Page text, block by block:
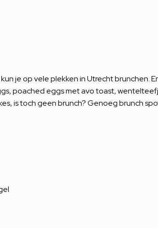
je op vele plekken in Utrecht brunchen.
poached eggs met avo toast,
is toch geen brunch? Genoeg brunch